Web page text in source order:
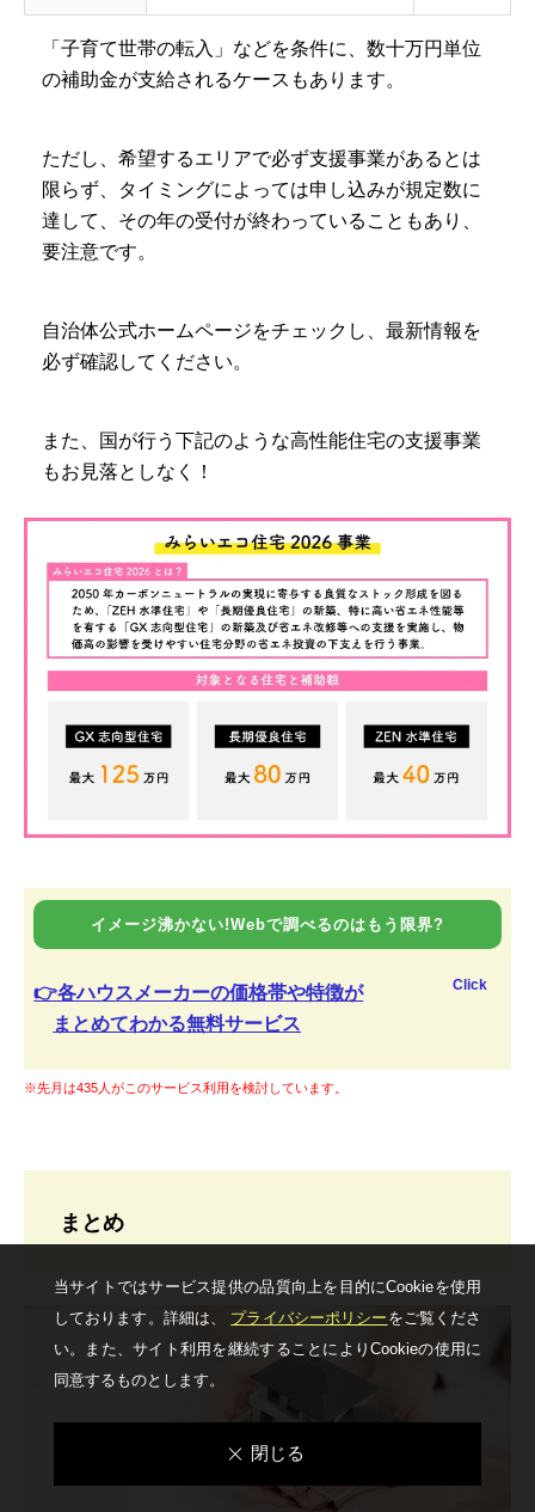
「子育て世帯の転入」などを条件に、数十万円単位
の補助金が支給されるケースもあります。
ただし、希望するエリアで必ず支援事業があるとは
限らず、タイミングによっては申し込みが規定数に
達して、その年の受付が終わっていることもあり、
要注意です。
自治体公式ホームページをチェックし、最新情報を
必ず確認してください。
また、国が行う下記のような高性能住宅の支援事業
もお見落としなく！
イメージ沸かない!Webで調べるのはもう限界?
👉各ハウスメーカーの価格帯や特徴が
まとめてわかる無料サービス
Click
※先月は435人がこのサービス利用を検討しています。
まとめ
当サイトではサービス提供の品質向上を⽬的にCookieを使⽤
しております。詳細は、 プライバシーポリシー をご覧くださ
い。
また、サイト利⽤を継続することによりCookieの使⽤に
同意するものとします。
閉じる